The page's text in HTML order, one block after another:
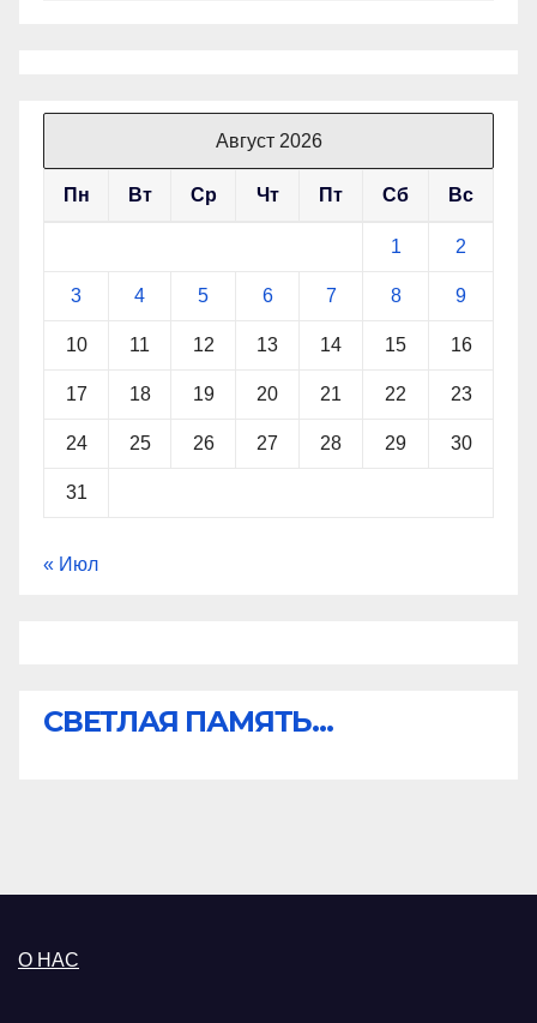
Август 2026
Пн Вт Ср Чт Пт Сб Вс
1 2
3 4 5 6 7 8 9
10 11 12 13 14 15 16
17 18 19 20 21 22 23
24 25 26 27 28 29 30
31
« Июл
СВЕТЛАЯ ПАМЯТЬ...
О НАС